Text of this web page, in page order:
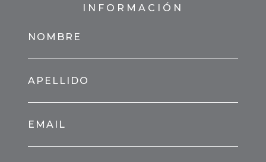
INFORMACIÓN
NOMBRE
APELLIDO
EMAIL